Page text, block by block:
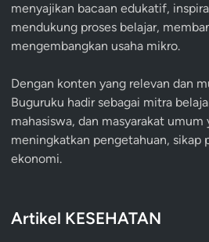
menyajikan bacaan edukatif,
mendukung proses belajar,
mengembangkan usaha mikro.
Dengan konten yang relevan dan
Buguruku hadir sebagai mitra
mahasiswa, dan masyarakat umum
meningkatkan pengetahuan, sikap
ekonomi.
Artikel KESEHATAN